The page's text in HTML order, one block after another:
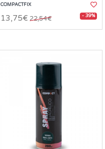
COMPACTFIX
13,75€ 22,54€ - 39%